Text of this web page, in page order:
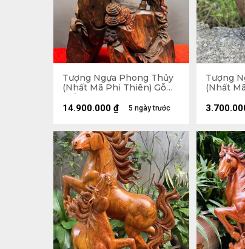
Tượng Ngựa Phong Thủy
(Nhất Mã Phi Thiên) Gỗ
Trắc Cao 68 Ngang 42 Sâu
28 (cm)
5 ngày trước
14.900.000 ₫
Tượng
(Nhất
28 Sâu